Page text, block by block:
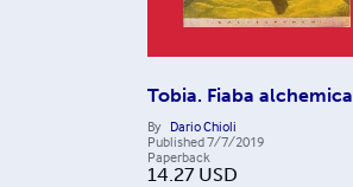
Tobia. Fiaba alchemica
By Dario Chioli
Published7/7/2019
Paperback
14.27 USD